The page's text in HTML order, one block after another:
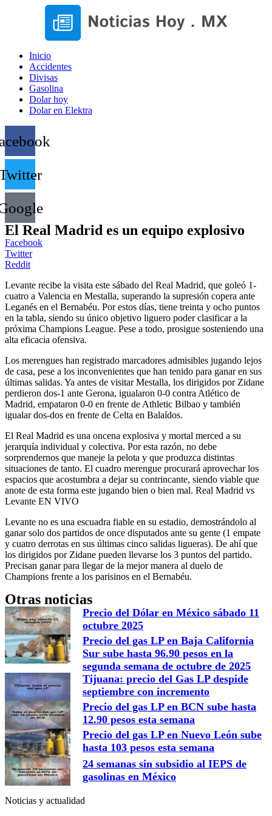
Inicio
Accidentes
Divisas
Gasolina
Dolar hoy
Dolar en Elektra
El Real Madrid es un equipo explosivo
Facebook
Twitter
Reddit
Levante recibe la visita este sábado del Real Madrid, que goleó 1-
cuatro a Valencia en Mestalla, superando la supresión copera ante
Leganés en el Bernabéu. Por estos días, tiene treinta y ocho puntos
en la tabla, siendo su único objetivo liguero poder clasificar a la
próxima Champions League. Pese a todo, prosigue sosteniendo una
alta eficacia ofensiva.
Los merengues han registrado marcadores admisibles jugando lejos
de casa, pese a los inconvenientes que han tenido para ganar en sus
últimas salidas. Ya antes de visitar Mestalla, los dirigidos por Zidane
perdieron dos-1 ante Gerona, igualaron 0-0 contra Atlético de
Madrid, empataron 0-0 en frente de Athletic Bilbao y también
igualar dos-dos en frente de Celta en Balaídos.
El Real Madrid es una oncena explosiva y mortal merced a su
jerarquía individual y colectiva. Por esta razón, no debe
sorprendernos que maneje la pelota y que produzca distintas
situaciones de tanto. El cuadro merengue procurará aprovechar los
espacios que acostumbra a dejar su contrincante, siendo viable que
anote de esta forma este jugando bien o bien mal. Real Madrid vs
Levante EN VIVO
Levante no es una escuadra fiable en su estadio, demostrándolo al
ganar solo dos partidos de once disputados ante su gente (1 empate
y cuatro derrotas en sus últimas cinco salidas ligueras). De ahí que
los dirigidos por Zidane pueden llevarse los 3 puntos del partido.
Precisan ganar para llegar de la mejor manera al duelo de
Champions frente a los parisinos en el Bernabéu.
Otras noticias
Precio del Dólar en México sábado 11
octubre 2025
Precio del gas LP en Baja California
Sur sube hasta 96.90 pesos en la
segunda semana de octubre de 2025
Tijuana: precio del Gas LP despide
septiembre con incremento
Precio del gas LP en BCN sube hasta
12.90 pesos esta semana
Precio del gas LP en Nuevo León sube
hasta 103 pesos esta semana
24 semanas sin subsidio al IEPS de
gasolinas en México
Noticias y actualidad